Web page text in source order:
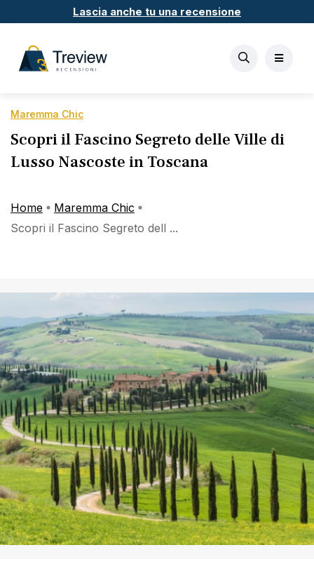
Lascia anche tu una recensione
Maremma Chic
Scopri il Fascino Segreto delle Ville di
Lusso Nascoste in Toscana
Home
Maremma Chic
Scopri il Fascino Segreto dell ...